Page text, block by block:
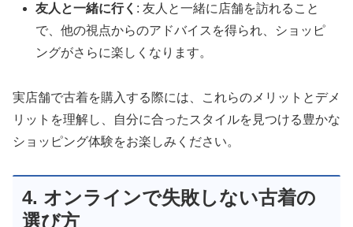
友人と一緒に行く : 友人と一緒に店舗を訪れること
で、他の視点からのアドバイスを得られ、ショッピ
ングがさらに楽しくなります。
実店舗で古着を購入する際には、これらのメリットとデメ
リットを理解し、自分に合ったスタイルを見つける豊かな
ショッピング体験をお楽しみください。
4. オンラインで失敗しない古着の
選び方